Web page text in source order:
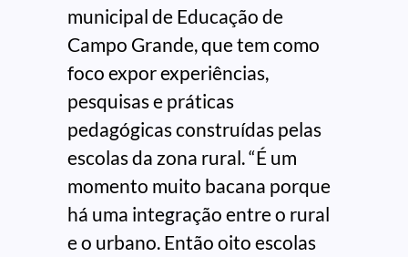
municipal de Educação de
Campo Grande, que tem como
foco expor experiências,
pesquisas e práticas
pedagógicas construídas pelas
escolas da zona rural. “É um
momento muito bacana porque
há uma integração entre o rural
e o urbano. Então oito escolas